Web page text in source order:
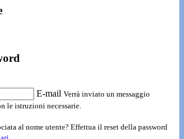
E-mail Verrà inviato un messaggio
le istruzioni necessarie.
al nome utente? Effettua il reset della password